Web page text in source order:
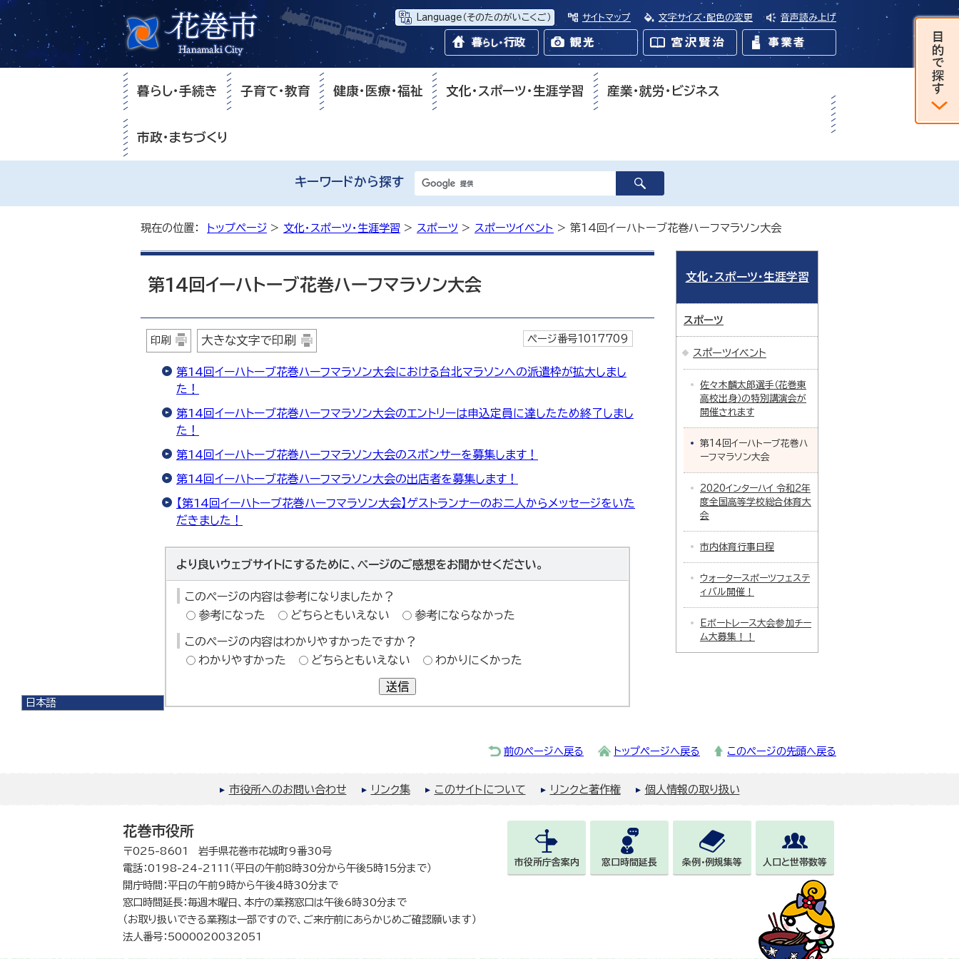
Language （そのたのがいこくご） サイトマップ 文字サイズ・配色の変更 音声読み上げ
日本語
暮らし・手続き 子育て・教育 健康・医療・福祉 文化・スポーツ・生涯学習 産業・就労・ビジネス
市政・まちづくり
キーワードから探す
現在の位置： トップページ > 文化・スポーツ・生涯学習 > スポーツ > スポーツイベント > 第14回イーハトーブ花巻ハーフマラソン大会
第14回イーハトーブ花巻ハーフマラソン大会
印刷 大きな文字で印刷 ページ番号1017709
第14回イーハトーブ花巻ハーフマラソン大会における台北マラソンへの派遣枠が拡大しまし
た！
第14回イーハトーブ花巻ハーフマラソン大会のエントリーは申込定員に達したため終了しまし
た！
第14回イーハトーブ花巻ハーフマラソン大会のスポンサーを募集します！
第14回イーハトーブ花巻ハーフマラソン大会の出店者を募集します！
【第14回イーハトーブ花巻ハーフマラソン大会】ゲストランナーのお二人からメッセージをいた
だきました！
より良いウェブサイトにするために、ページのご感想をお聞かせください。
このページの内容は参考になりましたか？
参考になった
どちらともいえない 参考にならなかった
このページの内容はわかりやすかったですか？
わかりやすかった
どちらともいえない わかりにくかった
送信
文化・スポーツ・生涯学習
スポーツ
スポーツイベント
佐々木麟太郎選手（花巻東
高校出身）の特別講演会が
開催されます
第14回イーハトーブ花巻ハ
ーフマラソン大会
2020インターハイ 令和2年
度全国高等学校総合体育大
会
市内体育行事日程
ウォータースポーツフェステ
ィバル開催！
Eボートレース大会参加チー
ム大募集！！
前のページへ戻る トップページへ戻る このページの先頭へ戻る
市役所へのお問い合わせ リンク集 このサイトについて リンクと著作権 個人情報の取り扱い
花巻市役所
〒025-8601 岩手県花巻市花城町9番30号
電話：0198-24-2111（平日の午前8時30分から午後5時15分まで）
開庁時間：平日の午前9時から午後4時30分まで
窓口時間延長：毎週木曜日、本庁の業務窓口は午後6時30分まで
（お取り扱いできる業務は一部ですので、ご来庁前にあらかじめご確認願います）
法人番号：5000020032051
市役所庁舎案内 窓口時間延長 条例・例規集等 人口と世帯数等